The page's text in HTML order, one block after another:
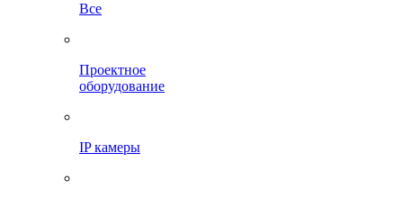
Все
Проектное
оборудование
IP камеры